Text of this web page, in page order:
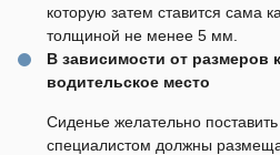
которую затем ставится сама
толщиной не менее 5 мм.
В зависимости от размеров
водительское место
Сиденье желательно
специалистом должны